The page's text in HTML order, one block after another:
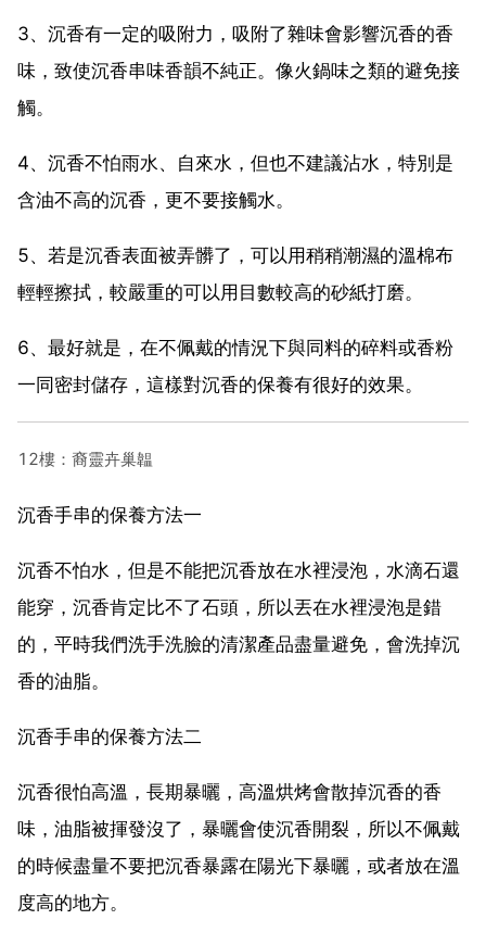
3、沉香有一定的吸附力，吸附了雜味會影響沉香的香
味，致使沉香串味香韻不純正。像火鍋味之類的避免接
觸。
4、沉香不怕雨水、自來水，但也不建議沾水，特別是
含油不高的沉香，更不要接觸水。
5、若是沉香表面被弄髒了，可以用稍稍潮濕的溫棉布
輕輕擦拭，較嚴重的可以用目數較高的砂紙打磨。
6、最好就是，在不佩戴的情況下與同料的碎料或香粉
一同密封儲存，這樣對沉香的保養有很好的效果。
12樓：裔靈卉巢韞
沉香手串的保養方法一
沉香不怕水，但是不能把沉香放在水裡浸泡，水滴石還
能穿，沉香肯定比不了石頭，所以丟在水裡浸泡是錯
的，平時我們洗手洗臉的清潔產品盡量避免，會洗掉沉
香的油脂。
沉香手串的保養方法二
沉香很怕高溫，長期暴曬，高溫烘烤會散掉沉香的香
味，油脂被揮發沒了，暴曬會使沉香開裂，所以不佩戴
的時候盡量不要把沉香暴露在陽光下暴曬，或者放在溫
度高的地方。